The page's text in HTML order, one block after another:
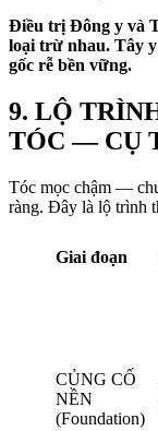
Điều trị Đông y và
loại trừ nhau. Tây
gốc rễ bền vững.
9. LỘ
TÓC — CỤ
Tóc mọc chậm —
ràng. Đây là lộ trình
Giai đoạn
CỦNG CỐ
NỀN
(Foundation)